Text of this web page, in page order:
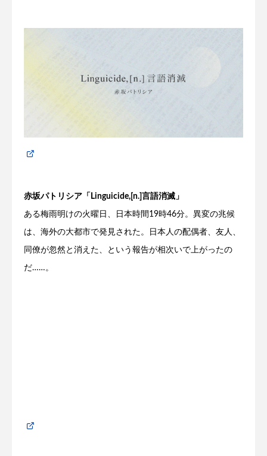
赤坂パトリシア「Linguicide,[n.]言語消滅」
ある梅雨明けの火曜日、日本時間 19時46分。異変の兆候
は、海外の大都市で発見された。日本人の配偶者、友人、
同僚が忽然と消えた、という報告が相次いで上がったの
だ……。